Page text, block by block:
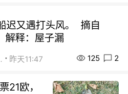
迟又遇打头风。 摘自
解释：屋子漏
昨天11:47 125 2
21欧，